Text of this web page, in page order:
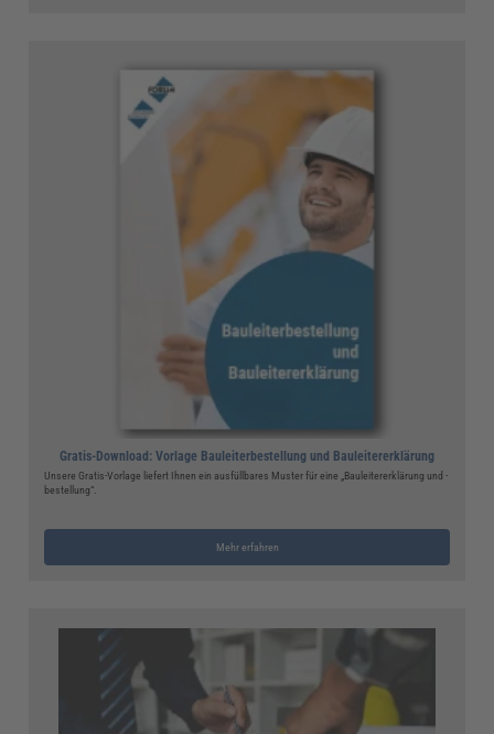
Gratis-Download: Vorlage Bauleiterbestellung und Bauleitererklärung
Unsere Gratis-Vorlage liefert Ihnen ein ausfüllbares Muster für eine „Bauleitererklärung und -
bestellung“.
Mehr erfahren